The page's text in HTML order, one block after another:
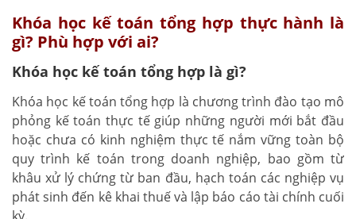
Khóa học kế toán tổng hợp thực hành là
gì? Phù hợp với ai?
Khóa học kế toán tổng hợp là gì?
Khóa học kế toán tổng hợp là chương trình đào tạo mô
phỏng kế toán thực tế giúp những người mới bắt đầu
hoặc chưa có kinh nghiệm thực tế nắm vững toàn bộ
quy trình kế toán trong doanh nghiệp, bao gồm từ
khâu xử lý chứng từ ban đầu, hạch toán các nghiệp vụ
phát sinh đến kê khai thuế và lập báo cáo tài chính cuối